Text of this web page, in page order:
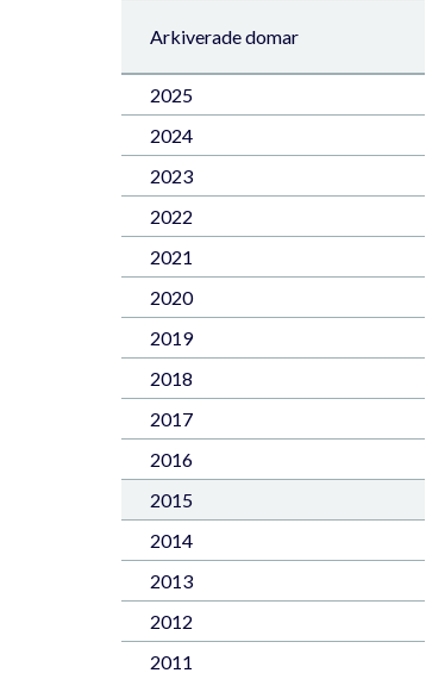
Arkiverade domar
2025
2024
2023
2022
2021
2020
2019
2018
2017
2016
2015
2014
2013
2012
2011